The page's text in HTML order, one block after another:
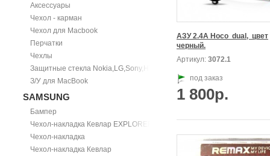
Аксессуары
Чехол - карман
Чехол для Macbook
Перчатки
Чехлы
Защитные стекла Nokia,LG,Sony,HTC
З/У для MacBook
SAMSUNG
Бампер
Чехол-накладка Кевлар EXPLORER
Чехол-накладка
Чехол-накладка Кевлар
АЗУ 2.4А Hoco  dual,  цвет
черный.
Артикул: 3072.1
под заказ
1 800р.